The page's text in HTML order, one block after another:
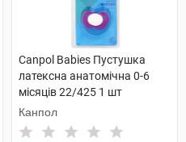
Canpol Babies Пустушка
латексна анатомічна 0-6
місяців 22/425 1 шт
Канпол